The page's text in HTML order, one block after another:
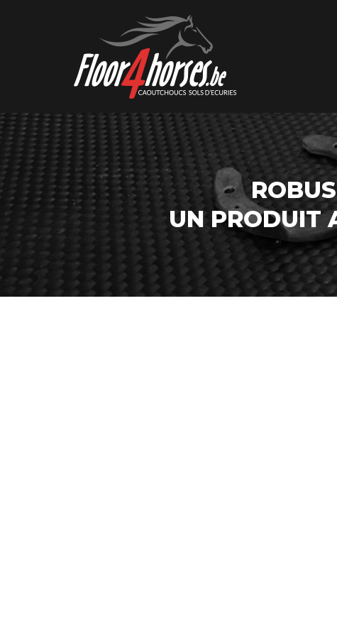
UN PRODUIT